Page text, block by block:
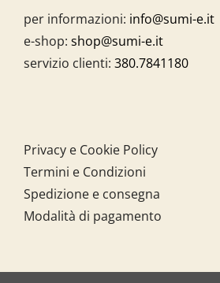
per informazioni: info@sumi-e.it
e-shop: shop@sumi-e.it
servizio clienti: 380.7841180
Privacy e Cookie Policy
Termini e Condizioni
Spedizione e consegna
Modalità di pagamento